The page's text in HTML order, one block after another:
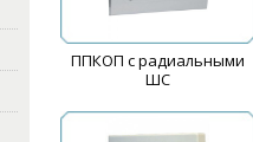
ППКОП с радиальными
ШС